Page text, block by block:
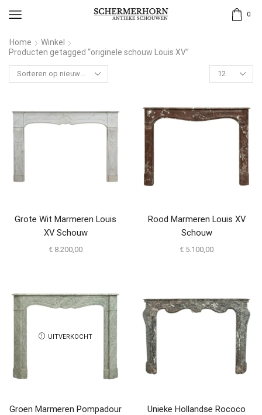
0
Home
Winkel
Producten getagged “originele schouw Louis XV”
Grote Wit Marmeren Louis
XV Schouw
€ 8.200,00
Rood Marmeren Louis XV
Schouw
€ 5.100,00
UITVERKOCHT
Groen Marmeren Pompadour
Unieke Hollandse Rococo